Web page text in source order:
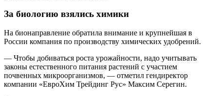
За биологию взялись химики
На бионаправление обратила внимание и крупнейшая в
России компания по производству химических удобрений.
— Чтобы добиваться роста урожайности, надо учитывать
законы естественного питания растений с участием
почвенных микроорганизмов, — отметил гендиректор
компании «ЕвроХим Трейдинг Рус» Максим Серегин.